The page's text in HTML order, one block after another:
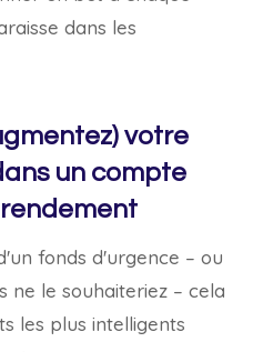
dans les
votre
un compte
fonds d'urgence – ou
ne le souhaiteriez – cela
les plus intelligents